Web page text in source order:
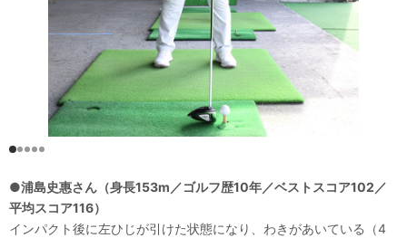
●浦島史惠さん（身長153m／ゴルフ歴10年／ベストスコア102／
平均スコア116）
インパクト後に左ひじが引けた状態になり、わきがあいている（4